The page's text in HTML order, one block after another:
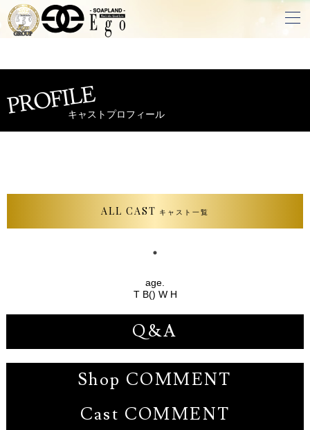
PROFILEキャストプロフィール
ALL CAST キャスト一覧
age.
T B() W H
Q&A
Shop COMMENT
Cast COMMENT